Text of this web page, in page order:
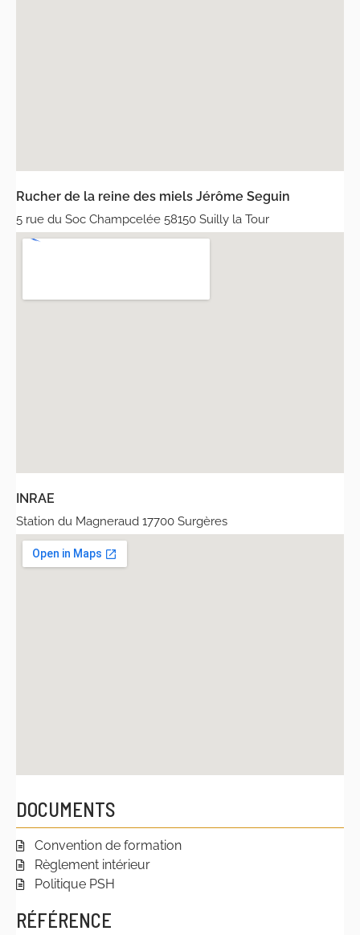
Rucher de la reine des miels Jérôme Seguin
5 rue du Soc Champcelée 58150 Suilly la Tour
INRAE
Station du Magneraud 17700 Surgères
DOCUMENTS
Convention de formation
Règlement intérieur
Politique PSH
RÉFÉRENCE